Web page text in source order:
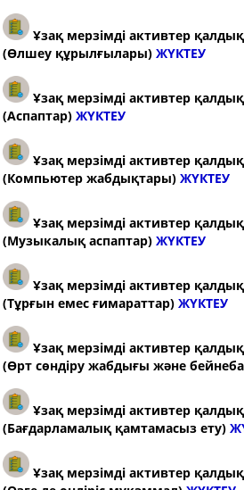
Ұзақ мерзімді активтер
(Өлшеу құрылғылары) ЖҮКТЕУ
Ұзақ мерзімді активтер
(Аспаптар) ЖҮКТЕУ
Ұзақ мерзімді активтер
(Компьютер жабдықтары) ЖҮКТЕУ
Ұзақ мерзімді активтер
(Музыкалық аспаптар) ЖҮКТЕУ
Ұзақ мерзімді активтер
(Тұрғын емес ғимараттар) ЖҮКТЕУ
Ұзақ мерзімді активтер
(Өрт сөндіру жабдығы және
Ұзақ мерзімді активтер
(Бағдарламалық қамтамасыз ету)
Ұзақ мерзімді активтер